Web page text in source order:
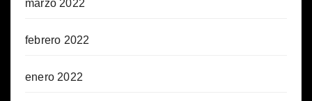
marzo 2022
febrero 2022
enero 2022